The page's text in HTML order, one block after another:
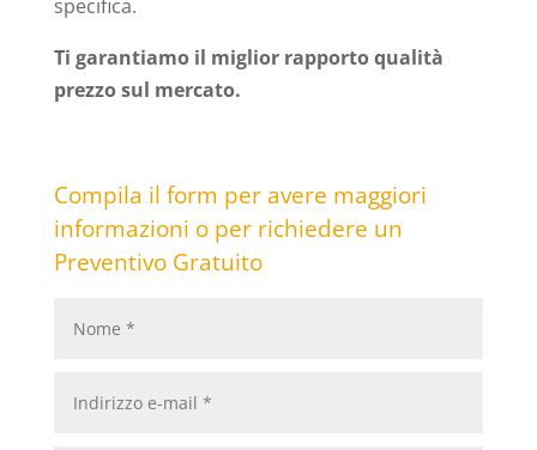
specifica.
Ti garantiamo il miglior rapporto qualità
prezzo sul mercato.
Compila il form per avere maggiori
informazioni o per richiedere un
Preventivo Gratuito